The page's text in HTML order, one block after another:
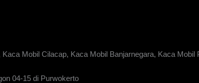
Mobil Cilacap, Kaca Mobil Banjarnegara, Kaca Mobil
04-15 di Purwokerto